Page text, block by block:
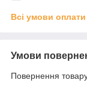
Всі умови оплати
Умови
Повернення